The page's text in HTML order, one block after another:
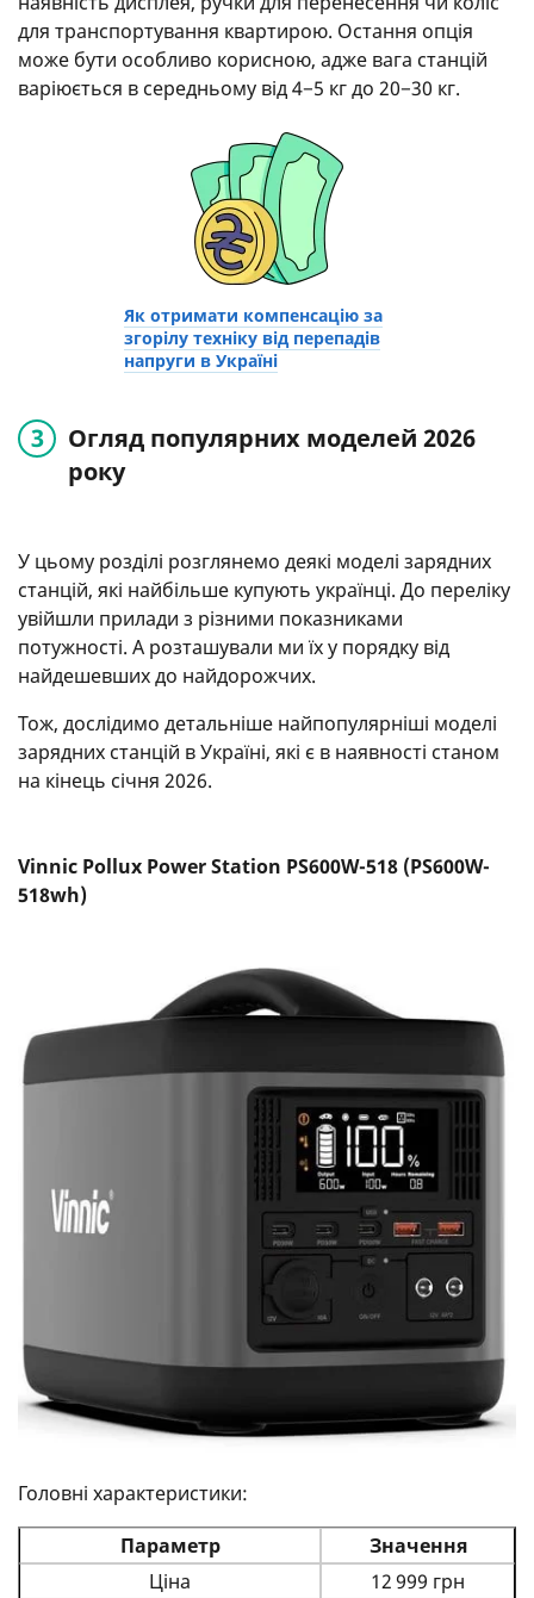
для транспортування квартирою. Остання опція
може бути особливо корисною, адже вага станцій
варіюється в середньому від 4−5 кг до 20−30 кг.
Як отримати компенсацію за
згорілу техніку від перепадів
напруги в Україні
Огляд популярних моделей 2026
року
У цьому розділі розглянемо деякі моделі зарядних
станцій, які найбільше купують українці. До переліку
увійшли прилади з різними показниками
потужності. А розташували ми їх у порядку від
найдешевших до найдорожчих.
Тож, дослідимо детальніше найпопулярніші моделі
зарядних станцій в Україні, які є в наявності станом
на кінець січня 2026.
Vinnic Pollux Power Station PS600W-518 (PS600W-
518wh)
Головні характеристики:
Параметр
Значення
Ціна
12 999 грн